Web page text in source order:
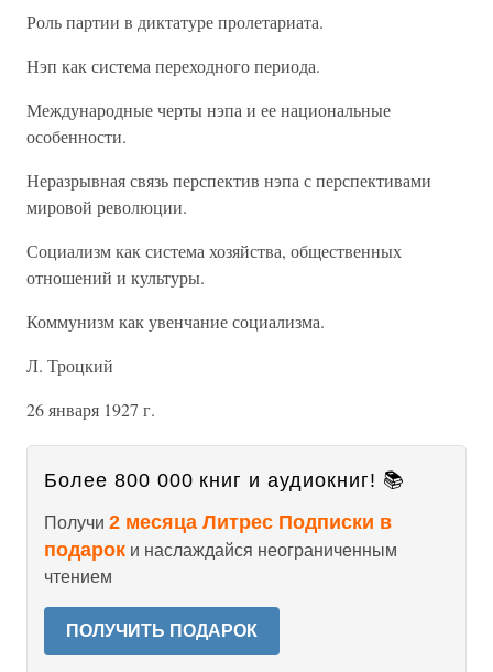
Роль партии в диктатуре пролетариата.
Нэп как система переходного периода.
Международные черты нэпа и ее национальные
особенности.
Неразрывная связь перспектив нэпа с перспективами
мировой революции.
Социализм как система хозяйства, общественных
отношений и культуры.
Коммунизм как увенчание социализма.
Л. Троцкий
26 января 1927 г.
Более 800 000 книг и аудиокниг! 📚
Получи 2 месяца Литрес Подписки в
подарок и наслаждайся неограниченным
чтением
ПОЛУЧИТЬ ПОДАРОК